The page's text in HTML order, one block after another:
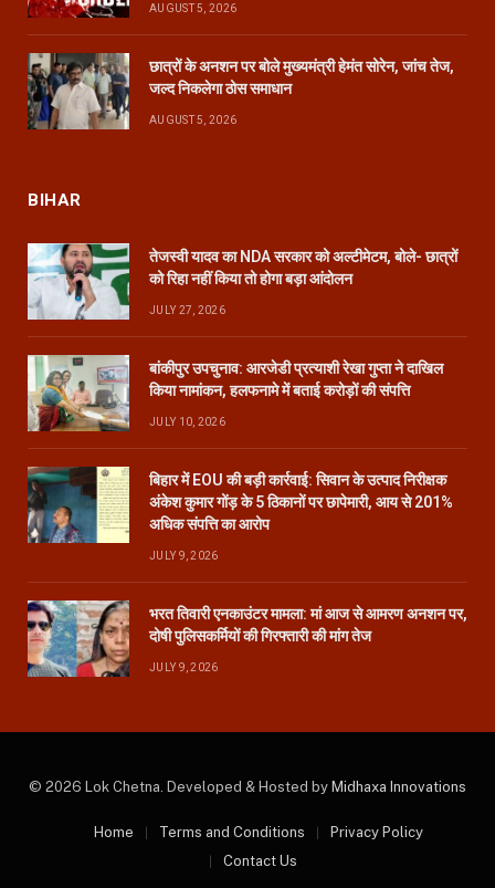
AUGUST 5, 2026
छात्रों के अनशन पर बोले मुख्यमंत्री हेमंत सोरेन, जांच तेज,
जल्द निकलेगा ठोस समाधान
AUGUST 5, 2026
BIHAR
तेजस्वी यादव का NDA सरकार को अल्टीमेटम, बोले- छात्रों
को रिहा नहीं किया तो होगा बड़ा आंदोलन
JULY 27, 2026
बांकीपुर उपचुनाव: आरजेडी प्रत्याशी रेखा गुप्ता ने दाखिल
किया नामांकन, हलफनामे में बताई करोड़ों की संपत्ति
JULY 10, 2026
बिहार में EOU की बड़ी कार्रवाई: सिवान के उत्पाद निरीक्षक
अंकेश कुमार गोंड़ के 5 ठिकानों पर छापेमारी, आय से 201%
अधिक संपत्ति का आरोप
JULY 9, 2026
भरत तिवारी एनकाउंटर मामला: मां आज से आमरण अनशन पर,
दोषी पुलिसकर्मियों की गिरफ्तारी की मांग तेज
JULY 9, 2026
© 2026 Lok Chetna. Developed & Hosted by Midhaxa Innovations
Home Terms and Conditions
Privacy Policy
Contact Us